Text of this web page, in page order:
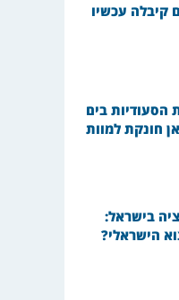
קיבלה עכשיו
הסעודיות בים
חונקת למוות
בישראל:
הישראלי?